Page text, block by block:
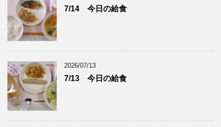
7/14 今日の給食
2026/07/13
7/13 今日の給食